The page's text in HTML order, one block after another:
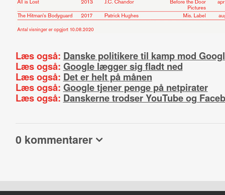
Læs også: Danske politikere til kamp mod
Læs også: Google lægger sig fladt ned
Læs også: Det er helt på månen
Læs også: Google tjener penge på netpirater
Læs også: Danskerne trodser YouTube og
0 kommentarer